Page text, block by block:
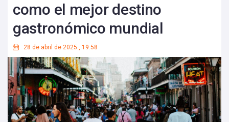
como el mejor destino
gastronómico mundial
28 de abril de 2025 , 19:58